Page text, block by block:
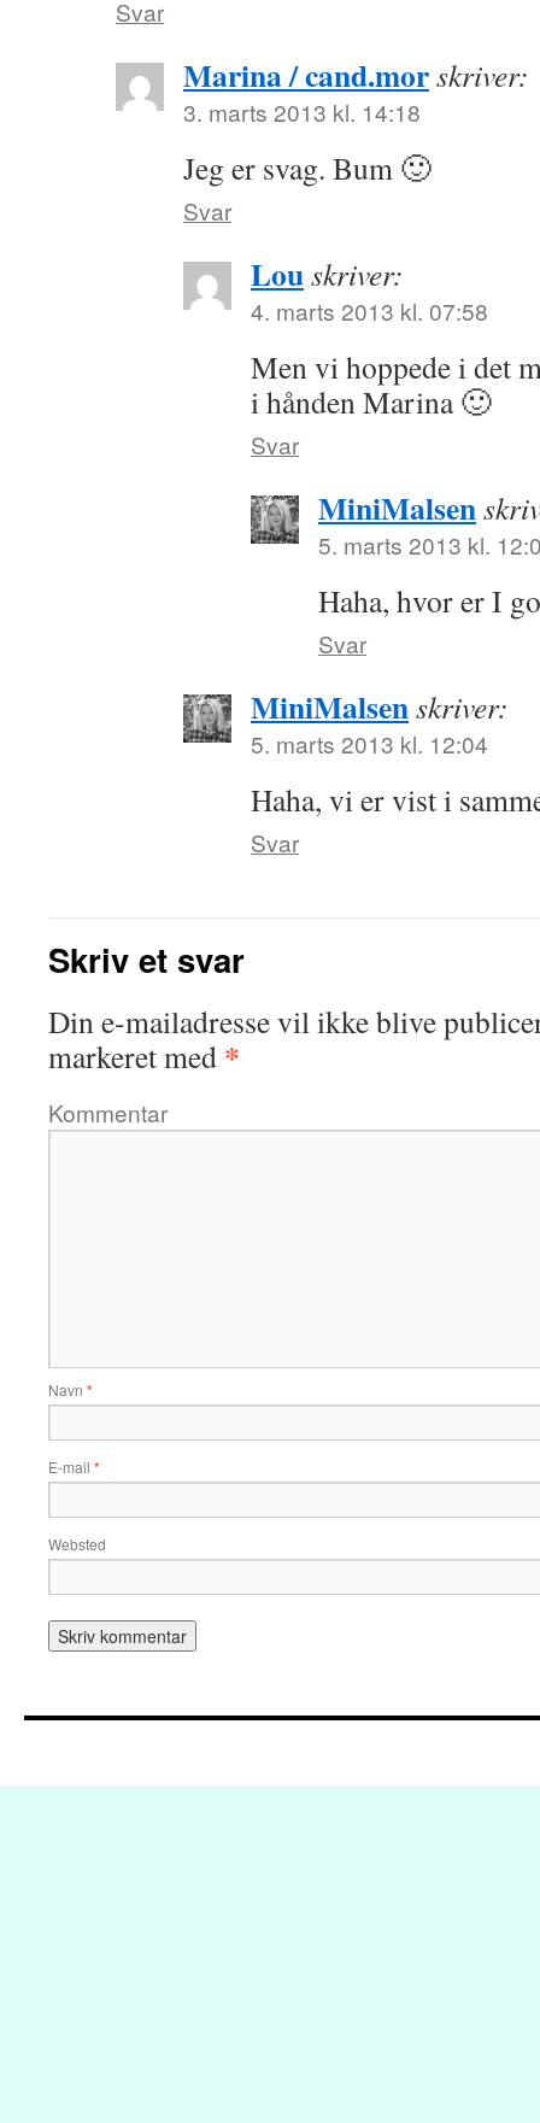
Svar
Marina / cand.morskriver:
3. marts 2013 kl. 14:18
Jeg er svag. Bum 🙂
Svar
Louskriver:
4. marts 2013 kl. 07:58
Men vi hoppede i det
i hånden Marina 🙂
Svar
MiniMalsen
5. marts 2013 kl.
Haha, hvor er I
Svar
MiniMalsenskriver:
5. marts 2013 kl. 12:04
Haha, vi er vist i
Svar
Skriv et svar
Din e-mailadresse vil ikke blive
markeret med *
Kommentar
Navn *
E-mail *
Websted